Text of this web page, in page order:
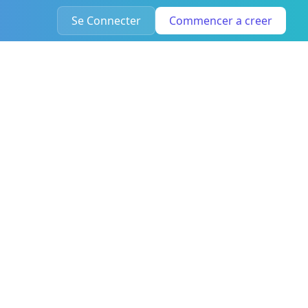
Se Connecter Commencer a creer